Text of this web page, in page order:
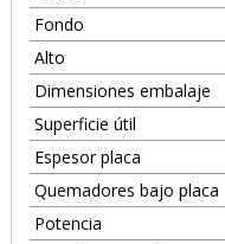
Fondo
Alto
Dimensiones embalaje
Superficie útil
Espesor placa
Quemadores bajo placa
Potencia